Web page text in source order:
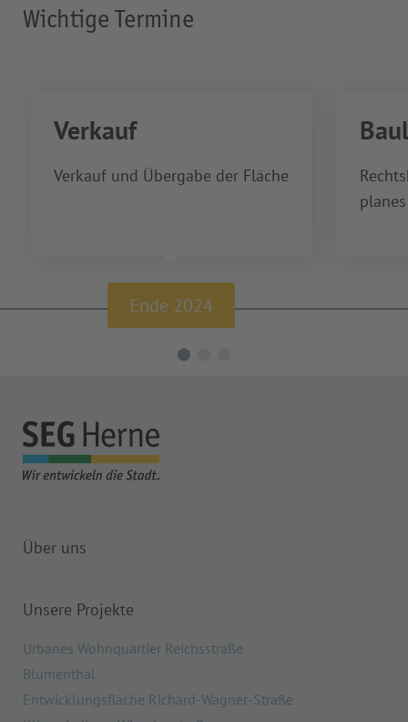
Wichtige Termine
Verkauf
Verkauf und Übergabe der Fläche
Ende 2024
planes
Über uns
Unsere Projekte
Urbanes Wohnquartier Reichsstraße
Blumenthal
Entwicklungsfläche Richard-Wagner-Straße